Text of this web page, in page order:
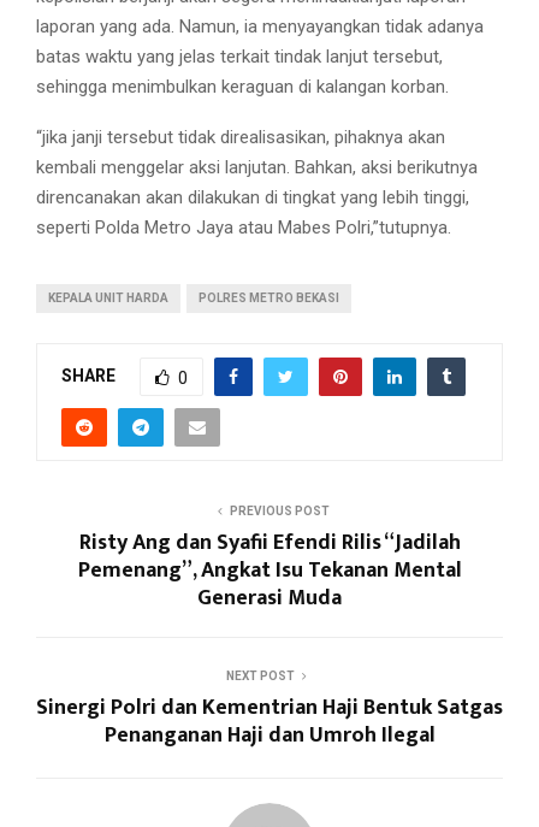
laporan yang ada. Namun, ia menyayangkan tidak adanya
batas waktu yang jelas terkait tindak lanjut tersebut,
sehingga menimbulkan keraguan di kalangan korban.
“jika janji tersebut tidak direalisasikan, pihaknya akan
kembali menggelar aksi lanjutan. Bahkan, aksi berikutnya
direncanakan akan dilakukan di tingkat yang lebih tinggi,
seperti Polda Metro Jaya atau Mabes Polri,”tutupnya.
KEPALA UNIT HARDA POLRES METRO BEKASI
SHARE 0
PREVIOUS POST
Risty Ang dan Syafii Efendi Rilis “Jadilah
Pemenang”, Angkat Isu Tekanan Mental
Generasi Muda
NEXT POST
Sinergi Polri dan Kementrian Haji Bentuk Satgas
Penanganan Haji dan Umroh Ilegal